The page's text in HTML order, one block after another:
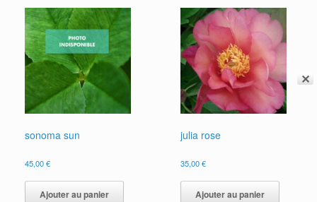
✕
sonoma sun
45,00€
Ajouter au panier
julia rose
35,00€
Ajouter au panier